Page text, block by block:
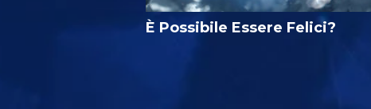
È Possibile Essere Felici?